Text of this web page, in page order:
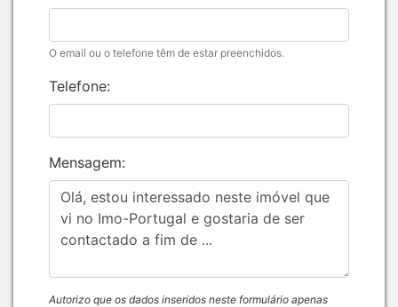
O email ou o telefone têm de estar preenchidos.
Telefone:
Mensagem:
Autorizo que os dados inseridos neste formulário apenas